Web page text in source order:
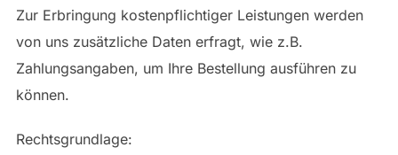
Zur Erbringung kostenpflichtiger Leistungen werden
von uns zusätzliche Daten erfragt, wie z.B.
Zahlungsangaben, um Ihre Bestellung ausführen zu
können.
Rechtsgrundlage: